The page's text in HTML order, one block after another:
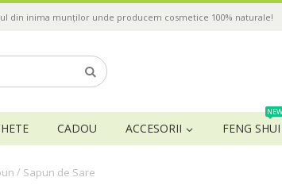
din inima munților unde producem cosmetice 100% naturale!
CADOU ACCESORII FENG SHUI
NEW
/ Sapun de Sare